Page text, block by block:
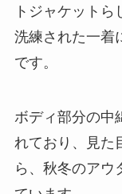
トジャケット
洗練された一着
です。
ボディ部分の中
れており、見た
ら、秋冬のアウ